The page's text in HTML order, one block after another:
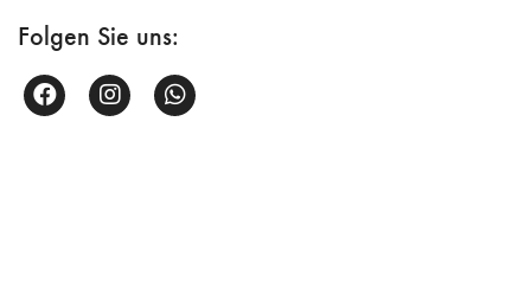
Folgen Sie uns: